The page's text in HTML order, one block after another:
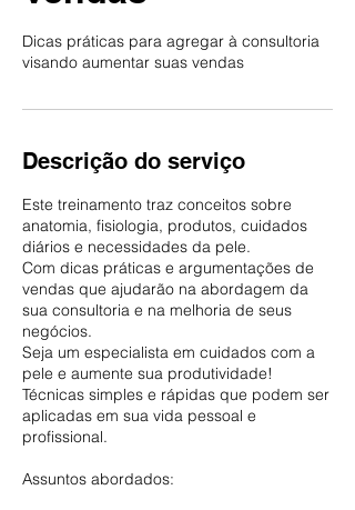
Dicas práticas para agregar à consultoria
visando aumentar suas vendas
Descrição do serviço
Este treinamento traz conceitos sobre
anatomia, fisiologia, produtos, cuidados
diários e necessidades da pele.
Com dicas práticas e argumentações de
vendas que ajudarão na abordagem da
sua consultoria e na melhoria de seus
negócios.
Seja um especialista em cuidados com a
pele e aumente sua produtividade!
Técnicas simples e rápidas que podem ser
aplicadas em sua vida pessoal e
profissional.
Assuntos abordados: